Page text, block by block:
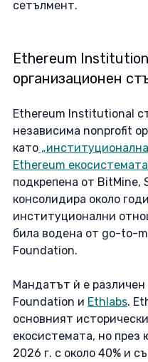
сетълмент.
Ethereum
организационен
Ethereum Institutional
независима nonprofit
като
Ethereum екосистемата
подкрепена от BitMine,
консолидира около
институционални
била водена от go-to-
Foundation.
Мандатът ѝ е
Foundation и Ethlabs.
основният
екосистемата, но
2026 г. с около 40% и